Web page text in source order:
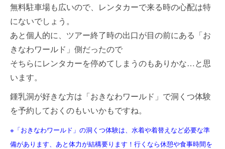
無料駐車場も広いので、レンタカーで来る時の心配は特
にないでしょう。
あと個人的に、ツアー終了時の出口が目の前にある「お
きなわワールド」側だったので
そちらにレンタカーを停めてしまうのもありかな…と思
います。
鍾乳洞が好きな方は「おきなわワールド」で洞くつ体験
を予約しておくのもいいかもですね。
※「おきなわワールド」の洞くつ体験は、水着や着替えなど必要な準
備があります、あと体力が結構要ります！ 行くなら休憩や食事時間を